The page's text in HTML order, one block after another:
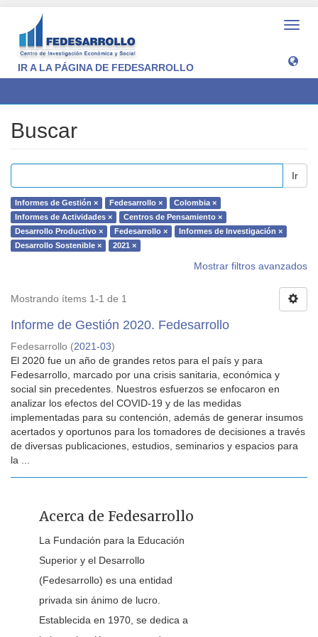
IR A LA PÁGINA DE FEDESARROLLO
Buscar
Ir
Informes de Gestión × Fedesarrollo ×
Colombia ×
Informes de Actividades ×
Centros de Pensamiento ×
Desarrollo Productivo ×
Fedesarrollo ×
Informes de Investigación ×
Desarrollo Sostenible ×
2021 ×
Mostrar filtros avanzados
Mostrando ítems 1-1 de 1
Informe de Gestión 2020. Fedesarrollo
Fedesarrollo (2021-03)
El 2020 fue un año de grandes retos para el país y para
Fedesarrollo, marcado por una crisis sanitaria, económica y
social sin precedentes. Nuestros esfuerzos se enfocaron en
analizar los efectos del COVID-19 y de las medidas
implementadas para su contención, además de generar insumos
acertados y oportunos para los tomadores de decisiones a través
de diversas publicaciones, estudios, seminarios y espacios para
la ...
Acerca de Fedesarrollo
La Fundación para la Educación
Superior y el Desarrollo
(Fedesarrollo) es una entidad
privada sin ánimo de lucro.
Establecida en 1970, se dedica a